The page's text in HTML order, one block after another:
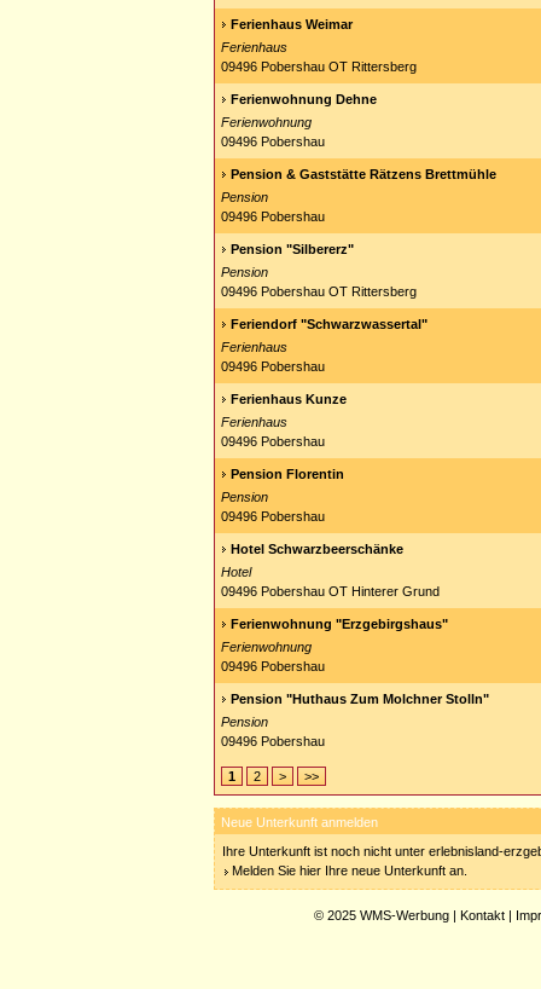
Ferienhaus Weimar
Ferienhaus
09496 Pobershau OT Rittersberg
Ferienwohnung Dehne
Ferienwohnung
09496 Pobershau
Pension & Gaststätte Rätzens Brettmühle
Pension
09496 Pobershau
Pension "Silbererz"
Pension
09496 Pobershau OT Rittersberg
Feriendorf "Schwarzwassertal"
Ferienhaus
09496 Pobershau
Ferienhaus Kunze
Ferienhaus
09496 Pobershau
Pension Florentin
Pension
09496 Pobershau
Hotel Schwarzbeerschänke
Hotel
09496 Pobershau OT Hinterer Grund
Ferienwohnung "Erzgebirgshaus"
Ferienwohnung
09496 Pobershau
Pension "Huthaus Zum Molchner Stolln"
Pension
09496 Pobershau
1 2 > >>
Neue Unterkunft anmelden
Ihre Unterkunft ist noch nicht unter erlebnisland-
Melden Sie hier Ihre neue Unterkunft an.
© 2025 WMS-Werbung | Kontakt |